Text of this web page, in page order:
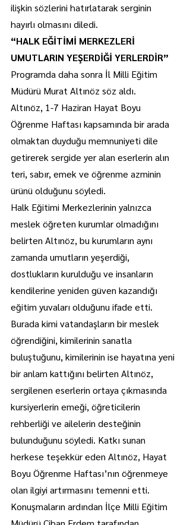
ilişkin sözlerini hatırlatarak serginin
hayırlı olmasını diledi.
“HALK EĞİTİMİ MERKEZLERİ
UMUTLARIN YEŞERDİĞİ YERLERDİR”
Programda daha sonra İl Milli Eğitim
Müdürü Murat Altınöz söz aldı.
Altınöz, 1-7 Haziran Hayat Boyu
Öğrenme Haftası kapsamında bir arada
olmaktan duyduğu memnuniyeti dile
getirerek sergide yer alan eserlerin alın
teri, sabır, emek ve öğrenme azminin
ürünü olduğunu söyledi.
Halk Eğitimi Merkezlerinin yalnızca
meslek öğreten kurumlar olmadığını
belirten Altınöz, bu kurumların aynı
zamanda umutların yeşerdiği,
dostlukların kurulduğu ve insanların
kendilerine yeniden güven kazandığı
eğitim yuvaları olduğunu ifade etti.
Burada kimi vatandaşların bir meslek
öğrendiğini, kimilerinin sanatla
buluştuğunu, kimilerinin ise hayatına yeni
bir anlam kattığını belirten Altınöz,
sergilenen eserlerin ortaya çıkmasında
kursiyerlerin emeği, öğreticilerin
rehberliği ve ailelerin desteğinin
bulunduğunu söyledi. Katkı sunan
herkese teşekkür eden Altınöz, Hayat
Boyu Öğrenme Haftası’nın öğrenmeye
olan ilgiyi artırmasını temenni etti.
Konuşmaların ardından İlçe Milli Eğitim